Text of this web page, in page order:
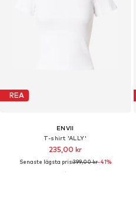
REA
ENVII
T-shirt 'ALLY'
235,00 kr
Senaste lägsta pris:399,00 kr-41%